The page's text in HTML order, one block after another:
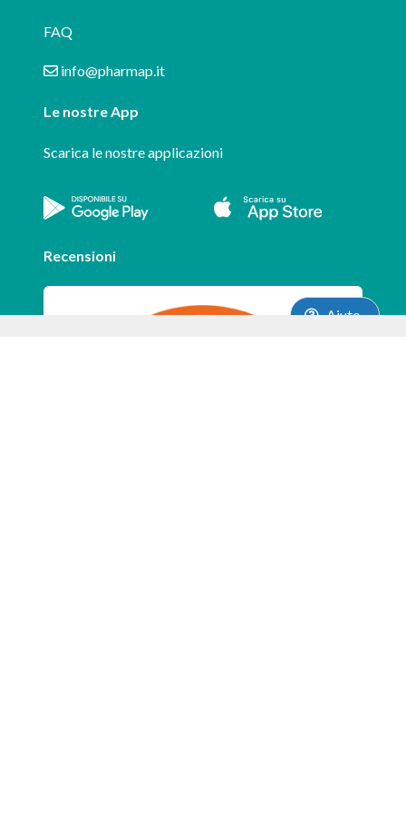
FAQ
info@pharmap.it
Le nostre App
Scarica le nostre applicazioni
Recensioni
Aiuto